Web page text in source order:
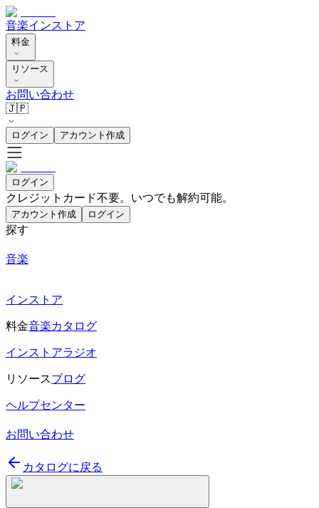
音楽インストア
料金
リソース
お問い合わせ
🇯🇵
ログイン アカウント作成
ログイン
クレジットカード不要。いつでも解約可能。
アカウント作成 ログイン
探す
音楽
インストア
料金音楽カタログ
インストアラジオ
リソースブログ
ヘルプセンター
お問い合わせ
カタログに戻る